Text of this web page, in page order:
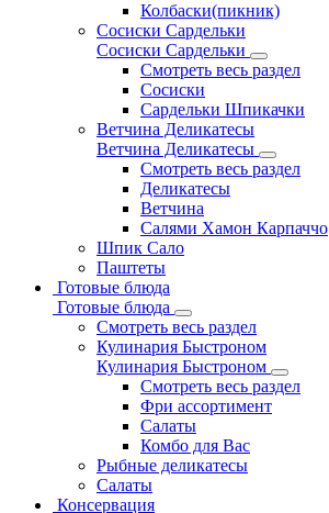
Колбаски(пикник)
Сосиски Сардельки
Сосиски Сардельки
Смотреть весь раздел
Сосиски
Сардельки Шпикачки
Ветчина Деликатесы
Ветчина Деликатесы
Смотреть весь раздел
Деликатесы
Ветчина
Салями Хамон Карпаччо
Шпик Сало
Паштеты
Готовые блюда
Готовые блюда
Смотреть весь раздел
Кулинария Быстроном
Кулинария Быстроном
Смотреть весь раздел
Фри ассортимент
Салаты
Комбо для Вас
Рыбные деликатесы
Салаты
Консервация